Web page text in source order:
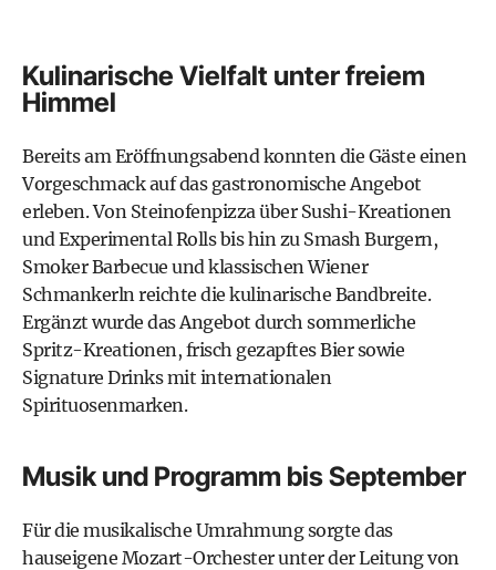
Kulinarische Vielfalt unter freiem
Himmel
Bereits am Eröffnungsabend konnten die Gäste einen
Vorgeschmack auf das gastronomische Angebot
erleben. Von Steinofenpizza über Sushi-Kreationen
und Experimental Rolls bis hin zu Smash Burgern,
Smoker Barbecue und klassischen Wiener
Schmankerln reichte die kulinarische Bandbreite.
Ergänzt wurde das Angebot durch sommerliche
Spritz-Kreationen, frisch gezapftes Bier sowie
Signature Drinks mit internationalen
Spirituosenmarken.
Musik und Programm bis September
Für die musikalische Umrahmung sorgte das
hauseigene Mozart-Orchester unter der Leitung von